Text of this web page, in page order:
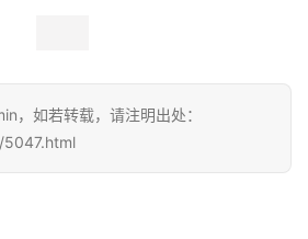
将永远留在他们和我们这些观者的心
在勃朗峰下的这段奇妙旅程。